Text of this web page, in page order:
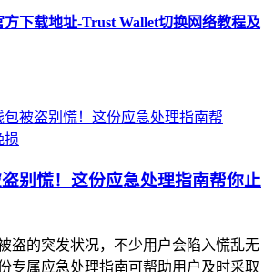
下载地址-Trust Wallet切换网络教程及
别慌！这份应急处理指南帮你止
盗的突发状况，不少用户会陷入慌乱无
专属应急处理指南可帮助用户及时采取